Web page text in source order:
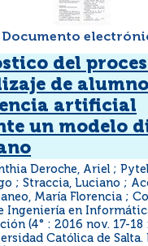
Documento
del
de
artificial
un modelo
Deroche, Ariel ;
; Straccia, Luciano ;
María Florencia ;
Ingeniería en
(4° : 2016 nov. 17-18
Católica de Salta.